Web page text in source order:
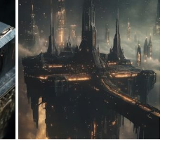
如讲解建筑结构、透视关系或
如书签、限量版画作等）或高
级定制海报，用于表现精致感与艺术气息。 * 文学与